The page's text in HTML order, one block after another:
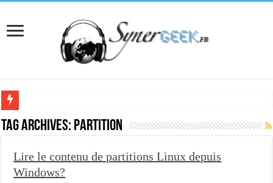
[Interview] Martial Auroy, professionnel du monde Microsoft
Supprimer une boite partagée avec outlook 2010 ou 2013 (environnement
Veille technologique du 13-02-2016
Tag Archives: partition
Lire le contenu de partitions Linux depuis
Windows?